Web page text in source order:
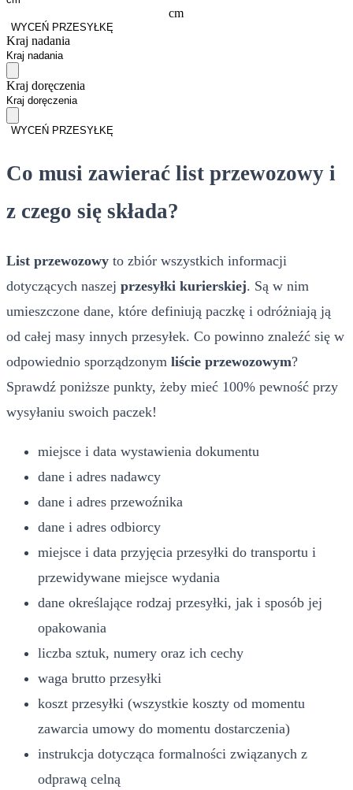
cm
WYCEŃ PRZESYŁKĘ
Kraj nadania
Kraj doręczenia
WYCEŃ PRZESYŁKĘ
Co musi zawierać list przewozowy i
z czego się składa?
List przewozowy to zbiór wszystkich informacji
dotyczących naszej przesyłki kurierskiej. Są w nim
umieszczone dane, które definiują paczkę i odróżniają ją
od całej masy innych przesyłek. Co powinno znaleźć się w
odpowiednio sporządzonym liście przewozowym?
Sprawdź poniższe punkty, żeby mieć 100% pewność przy
wysyłaniu swoich paczek!
miejsce i data wystawienia dokumentu
dane i adres nadawcy
dane i adres przewoźnika
dane i adres odbiorcy
miejsce i data przyjęcia przesyłki do transportu i
przewidywane miejsce wydania
dane określające rodzaj przesyłki, jak i sposób jej
opakowania
liczba sztuk, numery oraz ich cechy
waga brutto przesyłki
koszt przesyłki (wszystkie koszty od momentu
zawarcia umowy do momentu dostarczenia)
instrukcja dotycząca formalności związanych z
odprawą celną